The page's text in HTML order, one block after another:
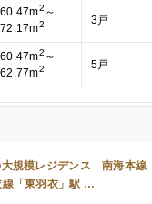
60.47m2 ～
72.17m2 3戸
60.47m2 ～
62.77m2 5戸
規模レジデンス 南海本線
線「東羽衣」駅 …